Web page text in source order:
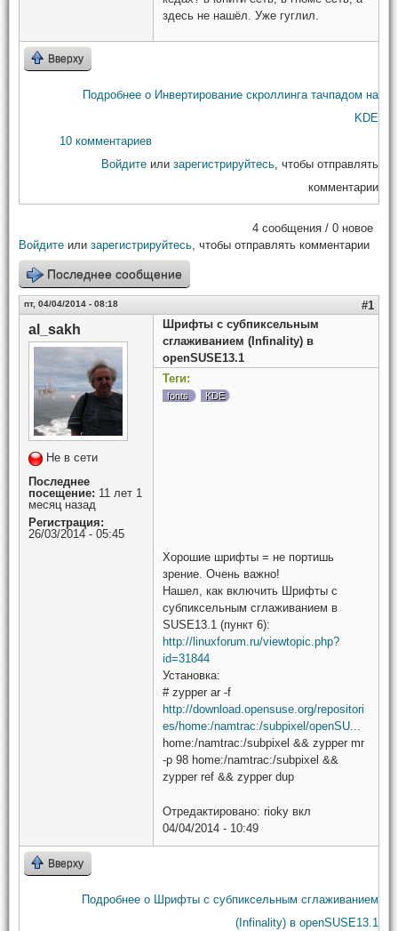
здесь не нашёл. Уже гуглил.
Вверху
Подробнее о Инвертирование скроллинга тачпадом на
KDE
10 комментариев
Войдите или зарегистрируйтесь, чтобы отправлять
комментарии
4 сообщения / 0 новое
Войдите или зарегистрируйтесь, чтобы отправлять комментарии
Последнее сообщение
пт, 04/04/2014 - 08:18 #1
al_sakh
Не в сети
Последнее
посещение: 11 лет 1
месяц назад
Регистрация:
26/03/2014 - 05:45
Шрифты с субпиксельным
сглаживанием (Infinality) в
openSUSE13.1
Теги:
fonts KDE
Хорошие шрифты = не портишь
зрение. Очень важно!
Нашел, как включить Шрифты с
субпиксельным сглаживанием в
SUSE13.1 (пункт 6):
http://linuxforum.ru/viewtopic.php?
id=31844
Установка:
# zypper ar -f
http://download.opensuse.org/repositori
es/home:/namtrac:/subpixel/openSU...
home:/namtrac:/subpixel && zypper mr
-p 98 home:/namtrac:/subpixel &&
zypper ref && zypper dup
Отредактировано: rioky вкл
04/04/2014 - 10:49
Вверху
Подробнее о Шрифты с субпиксельным сглаживанием
(Infinality) в openSUSE13.1